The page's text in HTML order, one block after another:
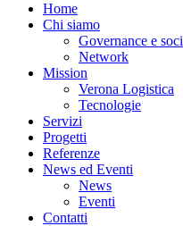
Home
Chi siamo
Governance e soci
Network
Mission
Verona Logistica
Tecnologie
Servizi
Progetti
Referenze
News ed Eventi
News
Eventi
Contatti